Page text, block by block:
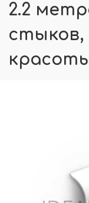
2.2
стыков,